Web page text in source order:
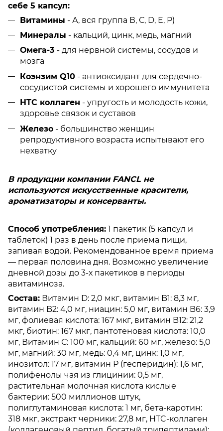
себе 5 капсул:
Витамины - А, вся группа В, С, D, E, P)
Минералы - кальций, цинк, медь, магний
Омега-3 - для нервной системы, сосудов и
мозга
Коэнзим Q10 - антиоксидант для сердечно-
сосудистой системы и хорошего иммунитета
HTC коллаген - упругость и молодость кожи,
здоровье связок и суставов
Железо - большинство женщин
репродуктивного возраста испытывают его
нехватку
В продукции компании FANCL не
используются искусственные красители,
ароматизаторы и консерванты.
Способ употребления: 1 пакетик (5 капсул и
таблеток) 1 раз в день после приема пищи,
запивая водой. Рекомендованное время приема
— первая половина дня. Возможно увеличение
дневной дозы до 3-х пакетиков в периоды
авитаминоза.
Состав: Витамин D: 2,0 мкг, витамин B1: 8,3 мг,
витамин B2: 4,0 мг, ниацин: 5,0 мг, витамин B6: 3,9
мг, фолиевая кислота: 167 мкг, витамин B12: 21,2
мкг, биотин: 167 мкг, пантотеновая кислота: 10,0
мг, Витамин С: 100 мг, кальций: 60 мг, железо: 5,0
мг, магний: 30 мг, медь: 0,4 мг, цинк: 1,0 мг,
инозитол: 17 мг, витамин Р (гесперидин): 1,6 мг,
полифенолы чая из глицинии: 0,5 мг,
растительная молочная кислота кислые
бактерии: 500 миллионов штук,
полиглутаминовая кислота: 1 мг, бета-каротин:
318 мкг, экстракт черники: 27,8 мг, HTC-коллаген